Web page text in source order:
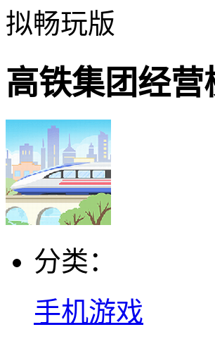
拟畅玩版
高铁集团经
分类：
手机游戏